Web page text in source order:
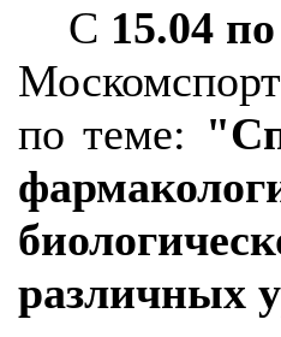
С 15.04
по теме:
различных